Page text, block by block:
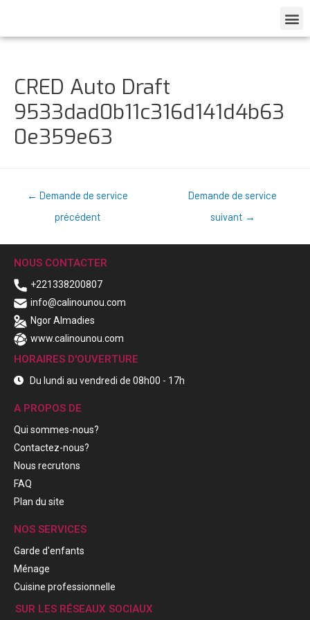
CRED Auto Draft
9533dad0b11c316d141d4b63
0e359e63
← Demande de service
précédent
Demande de service
suivant →
NOUS CONTACTER
+221338200807
info@calinounou.com
Ngor Almadies
www.calinounou.com
HORAIRES D'OUVERTURE
Du lundi au vendredi de 08h00 - 17h
A PROPOS DE
Qui sommes-nous?
Contactez-nous?
Nous recrutons
FAQ
Plan du site
NOS SERVICES
Garde d'enfants
Ménage
Cuisine professionnelle
SUR LES RÉSEAUX SOCIAUX